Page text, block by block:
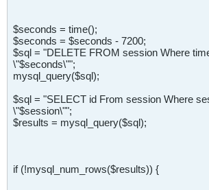
$seconds = time();
$seconds = $seconds - 7200;
$sql = "DELETE FROM session Where
\"$seconds\"";
mysql_query($sql);
$sql = "SELECT id From session Where
\"$session\"";
$results = mysql_query($sql);
if (!mysql_num_rows($results)) {